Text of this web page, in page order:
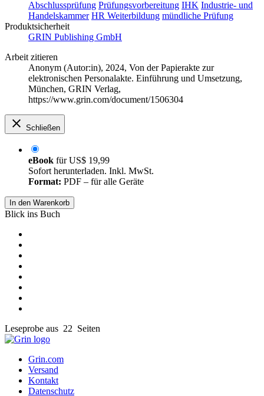
Abschlussprüfung Prüfungsvorbereitung IHK Industrie- und
Handelskammer HR Weiterbildung mündliche Prüfung
Produktsicherheit
GRIN Publishing GmbH
Arbeit zitieren
Anonym (Autor:in), 2024, Von der Papierakte zur
elektronischen Personalakte. Einführung und Umsetzung,
München, GRIN Verlag,
https://www.grin.com/document/1506304
Schließen
eBook fürUS$ 19,99
Sofort herunterladen. Inkl. MwSt.
Format: PDF – für alle Geräte
In den Warenkorb
Blick ins Buch
Leseprobe aus 22 Seiten
Grin.com
Versand
Kontakt
Datenschutz